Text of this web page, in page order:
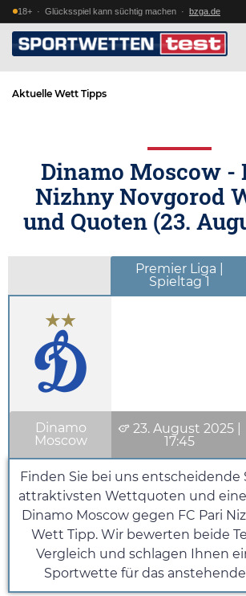
18+ · Glücksspiel kann süchtig machen · bzga.de
Aktuelle Wett Tipps
Dinamo Moscow -
Nizhny Novgorod
und Quoten (23.
Premier Liga |
Spieltag 1
Dinamo
Moscow
23. August 2025|
17:45
Finden Sie bei uns entscheidende
attraktivsten Wettquoten und
Dinamo Moscow gegen FC Pari
Wett Tipp. Wir bewerten beide
Vergleich und schlagen Ihnen
Sportwette für das